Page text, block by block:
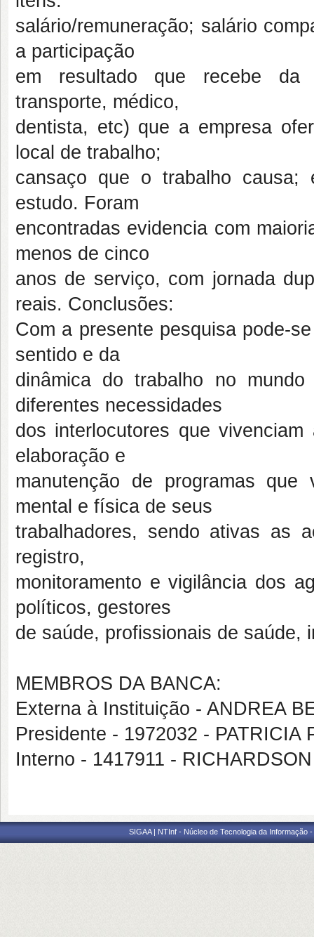
salário/remuneração; salário
a participação
em resultado que recebe da
transporte, médico,
dentista, etc) que a empresa
local de trabalho;
cansaço que o trabalho
estudo. Foram
encontradas evidencia com
menos de cinco
anos de serviço, com jornada
reais. Conclusões:
Com a presente pesquisa pode-
sentido e da
dinâmica do trabalho no
diferentes necessidades
dos interlocutores que
elaboração e
manutenção de programas
mental e física de seus
trabalhadores, sendo ativas as
registro,
monitoramento e vigilância dos
políticos, gestores
de saúde, profissionais de saúde,
MEMBROS DA BANCA:
Externa à Instituição - ANDREA
Presidente - 1972032 - PATRICIA
Interno - 1417911 -
SIGAA | NTInf - Núcleo de Tecnologia da